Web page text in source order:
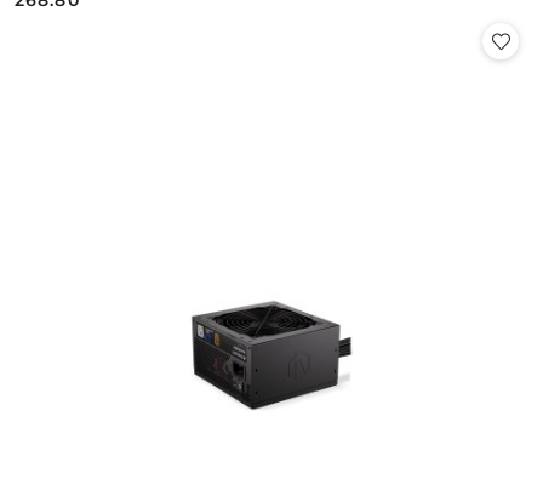
Cena: